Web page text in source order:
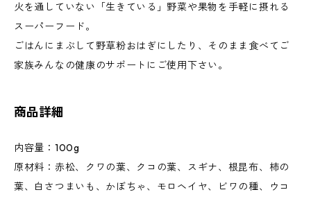
火を通していない「生きている」野菜や果物を手軽に摂れる
スーパーフード。
ごはんにまぶして野草粉おはぎにしたり、そのまま食べてご
家族みんなの健康のサポートにご使用下さい。
商品詳細
内容量：100g
原材料：赤松、クワの葉、クコの葉、スギナ、根昆布、柿の
葉、白さつまいも、かぼちゃ、モロヘイヤ、ビワの種、ウコ